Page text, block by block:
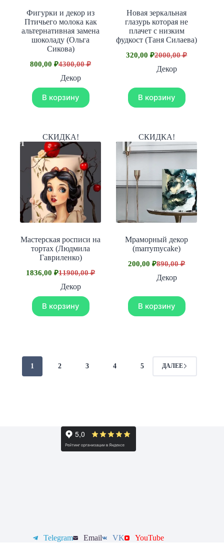
Фигурки и декор из
Птичьего молока как
альтернативная замена
шоколаду (Ольга
Сикова)
4300,00₽
Первоначальная
цена
составляла
4300,00 ₽.
800,00₽Текущая
цена:
800,00 ₽.
Декор
В корзину
Новая зеркальная
глазурь которая не
плачет с низким
фудкост (Таня Силаева)
2000,00₽
Первоначальная
цена
составляла
2000,00 ₽.
320,00₽Текущая
цена:
Декор
В корзину
СКИДКА!
Мастерская роcписи на
тортах (Людмила
Гавриленко)
11900,00₽
Первоначальная
цена
составляла
11900,00 ₽.
1836,00₽Текущая
цена:
1836,00 ₽.
Декор
В корзину
СКИДКА!
Мраморный декор
(marrymycake)
890,00₽
Первоначальная
цена
составляла
890,00 ₽.
200,00₽Текущая
цена:
Декор
В корзину
1 2 3 4 5 ДАЛЕЕ
Telegram Email VK YouTube